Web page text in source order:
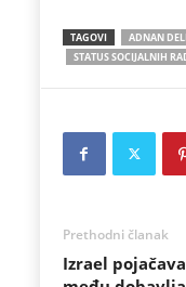
TAGOVI ADNAN
STATUS SOCIJALNIH
Prethodni članak
Izrael